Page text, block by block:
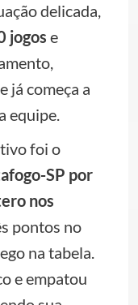
delicada,
jogos e
já começa a
equipe.
foi o
SP por
nos
pontos no
na tabela.
e empatou